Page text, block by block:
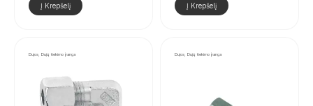
Į Krepšelį Į Krepšelį
Dujos, Dujų tiekimo įranga Dujos, Dujų tiekimo įranga